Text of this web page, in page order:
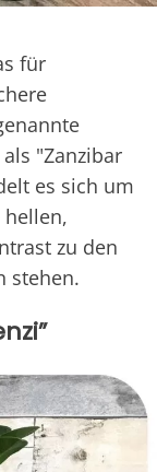
für
"Zanzibar
es sich um
hellen,
zu den
stehen.